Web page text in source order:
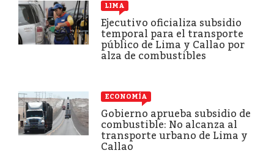
LIMA
Ejecutivo oficializa subsidio
temporal para el transporte
público de Lima y Callao por
alza de combustibles
ECONOMÍA
Gobierno aprueba subsidio de
combustible: No alcanza al
transporte urbano de Lima y
Callao